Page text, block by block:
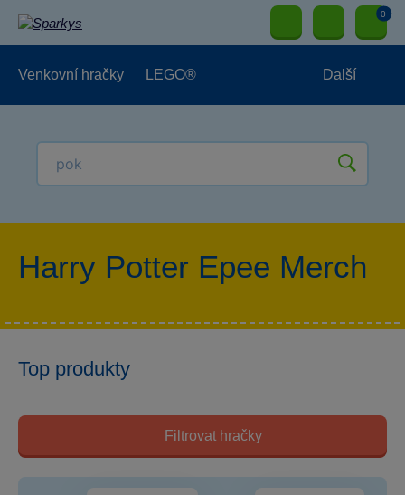
0
Venkovní hračky LEGO® Další
Harry Potter Epee Merch
Top produkty
Filtrovat hračky